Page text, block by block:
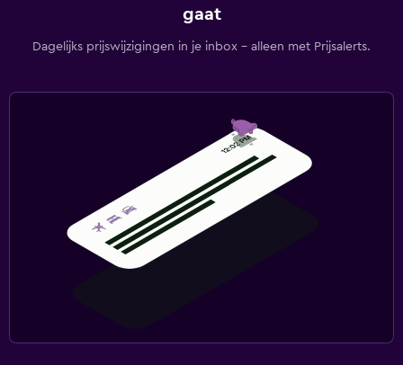
gaat
Dagelijks prijswijzigingen in je inbox - alleen met Prijsalerts.